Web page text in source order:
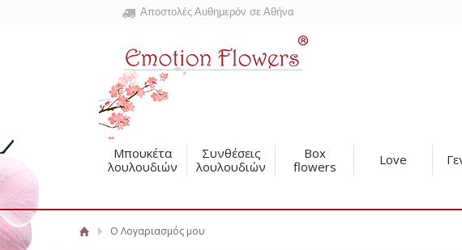
Αποστολές Αυθημερόν σε Αθήνα
Μπουκέτα
λουλουδιών
Συνθέσεις
λουλουδιών
Box
flowers
Love
Ο Λογαριασμός μου